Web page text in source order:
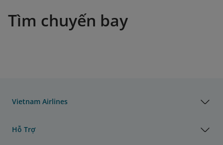
Tìm chuyến bay
Vietnam Airlines
Hỗ Trợ